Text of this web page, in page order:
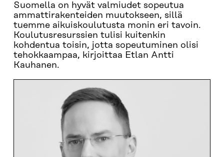
Suomella on hyvät valmiudet sopeutua
ammattirakenteiden muutokseen, sillä
tuemme aikuiskoulutusta monin eri tavoin.
Koulutusresurssien tulisi kuitenkin
kohdentua toisin, jotta sopeutuminen olisi
tehokkaampaa, kirjoittaa Etlan Antti
Kauhanen.